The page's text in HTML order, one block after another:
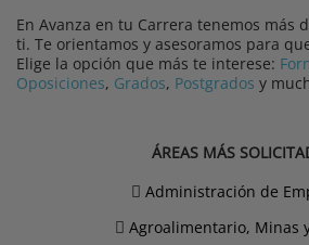
En Avanza en tu Carrera tenemos más
ti. Te orientamos y asesoramos para
Elige la opción que más te interese:
Oposiciones, Grados, Postgrados y
ÁREAS MÁS
Administración de
Agroalimentario, Minas